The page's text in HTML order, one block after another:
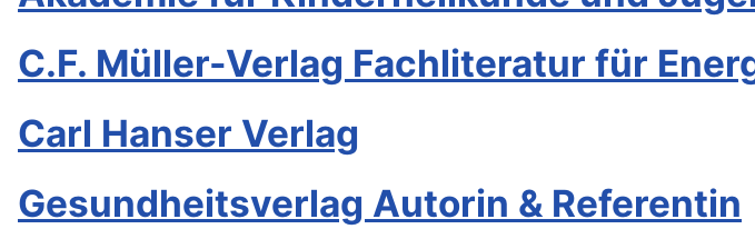
C.F. Müller-Verlag Fachliteratur für
Carl Hanser Verlag
Gesundheitsverlag Autorin & Referentin